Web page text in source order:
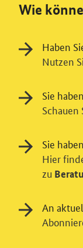
Wie
Haben
Nutzen
Sie
Schauen
Sie
Hier
zu
An